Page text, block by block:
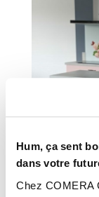
Hum, ça sent
dans votre
Chez COMERA